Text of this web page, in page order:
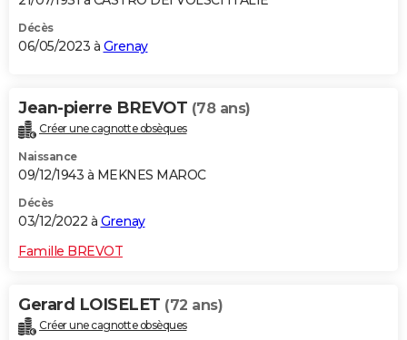
Décès
06/05/2023 à Grenay
Jean-pierre BREVOT (78 ans)
Créer une cagnotte obsèques
Naissance
09/12/1943 à MEKNES MAROC
Décès
03/12/2022 à Grenay
Famille BREVOT
Gerard LOISELET (72 ans)
Créer une cagnotte obsèques